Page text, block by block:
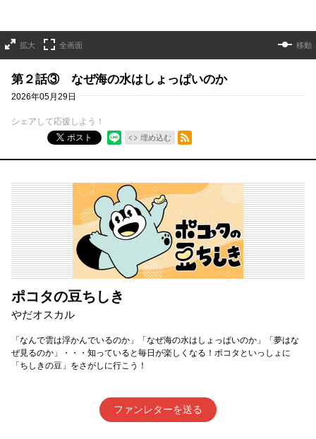
拡大 全画面 移動
第２話③ なぜ海の水はしょっぱいのか
2026年05月29日
シェアして応援しよう！
ポスト
埋め込む
RSSフィード
ポコタの豆ちしき
やだオスカル
「なんで雲は浮かんでいるのか」「なぜ海の水はしょっぱいのか」「夢はな
ぜ見るのか」・・・知っていると毎日が楽しくなる！ポコタといっしょに
「ちしきの豆」をさがしに行こう！
ファンレターを送る